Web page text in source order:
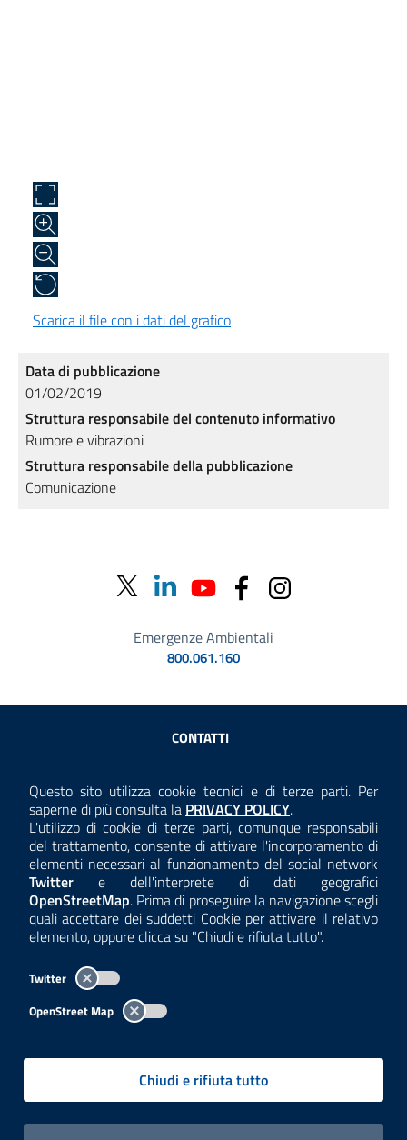
Questo sito utilizza cookie tecnici e di terze parti. Per
saperne di più consulta la Consulta la
PRIVACY POLICY.
L'utilizzo di cookie di terze parti, comunque responsabili
del trattamento, consente di attivare l'incorporamento di
elementi necessari al funzionamento del social network
Twitter e dell'interprete di dati geografici
OpenStreetMap. Prima di proseguire la navigazione scegli
quali accettare dei suddetti Cookie per attivare il relativo
elemento, oppure clicca su "Chiudi e rifiuta tutto".
Twitter
OpenStreet Map
Chiudi e rifiuta tutto
Scarica il file con i dati del grafico
Data di pubblicazione
01/02/2019
Struttura responsabile del contenuto informativo
Rumore e vibrazioni
Struttura responsabile della pubblicazione
Comunicazione
Emergenze Ambientali
800.061.160
Sezione Link Utili
CONTATTI
ANTICORRUZIONE
ACCESSIBILITÀ
COOKIE E PRIVACY
TEMI A-Z
Per l'utilizzo del logo e dei dati fare riferimento al regolamento
consultabile aquesta pagina